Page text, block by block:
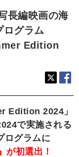
長編映画の海
ログラム
Edition
Edition 2024」
で実施される
ログラムに
が初選出！